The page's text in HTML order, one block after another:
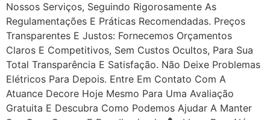
Nossos Serviços, Seguindo Rigorosamente As
Regulamentações E Práticas Recomendadas. Preços
Transparentes E Justos: Fornecemos Orçamentos
Claros E Competitivos, Sem Custos Ocultos, Para Sua
Total Transparência E Satisfação. Não Deixe Problemas
Elétricos Para Depois. Entre Em Contato Com A
Atuance Decore Hoje Mesmo Para Uma Avaliação
Gratuita E Descubra Como Podemos Ajudar A Manter